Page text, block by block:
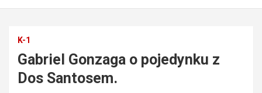
K-1
Gabriel Gonzaga o pojedynku z
Dos Santosem.